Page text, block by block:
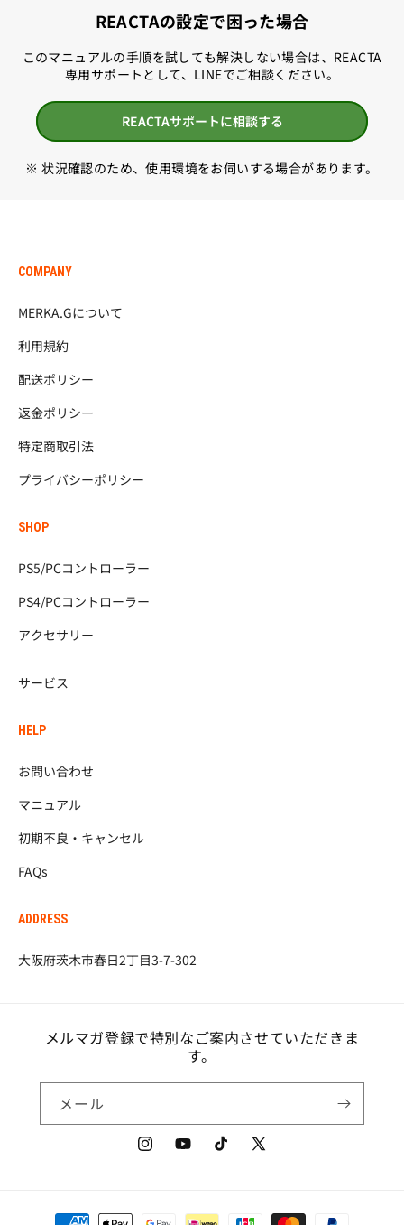
調整
別に調整
ヘアトリガー閾値: 100%（このスライダーは期待ど
効にしています.）
左 : ✕
右 : 〇
ポーリングレート
8000Hz
ボード上のトリガーを探すよう指示されるため、正
常に動作しません。
※本情報は将来のボードリビジョンまたはソフトウ
ェアアップデートにより変更される場合がありま
最終更新日：2026年3月13日
接続先のUSBポート：USBハブやフロントパネルは
上記で解決しない場合は、MariusのDiscordサーバ
ーhttps://discord.com/invite/QcCkfbkp3Sにてサ
ポートをご依頼ください。
https://tools.mariusheier.comのDEEPPOLLツール
https://discord.com/invite/QcCkfbkp3S
ご確認ください。
ーマンスが低下する可能性があります。8KHzの設定
はMariusのセットアップページからのみ適用してく
ださい。
REACTAの設定で困った場合
このマニュアルの手順を試しても解決しない場合は、REACTA
専用サポートとして、LINEでご相談ください。
REACTAサポートに相談する
※ 状況確認のため、使用環境をお伺いする場合があります。
COMPANY
MERKA.Gについて
利用規約
配送ポリシー
返金ポリシー
特定商取引法
プライバシーポリシー
SHOP
PS5/PCコントローラー
PS4/PCコントローラー
アクセサリー
サービス
HELP
お問い合わせ
マニュアル
初期不良・キャンセル
FAQs
ADDRESS
大阪府茨木市春日2丁目3-7-302
メルマガ登録で特別なご案内させていただきま
す。
メール
InstagramYouTubeTikTokX